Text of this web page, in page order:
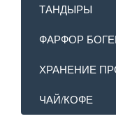
ТАНДЫРЫ
ФАРФОР
ХРАНЕНИЕ
ЧАЙ/КОФЕ